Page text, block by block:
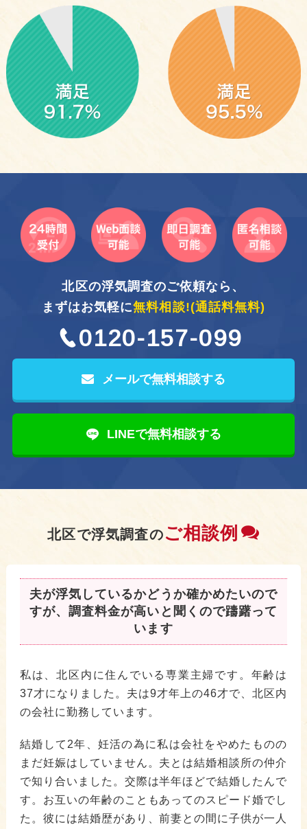
北区の浮気調査のご依頼なら、
まずはお気軽に無料相談!(通話料無料)
0120-157-099
メールで無料相談する
LINEで無料相談する
北区で浮気調査のご相談例
夫が浮気しているかどうか確かめたいので
すが、調査料金が高いと聞くので躊躇って
います
私は、北区内に住んでいる専業主婦です。年齢は
37才になりました。夫は9才年上の46才で、北区内
の会社に勤務しています。
結婚して2年、妊活の為に私は会社をやめたものの
まだ妊娠はしていません。夫とは結婚相談所の仲介
で知り合いました。交際は半年ほどで結婚したんで
す。お互いの年齢のこともあってのスピード婚でし
た。彼には結婚歴があり、前妻との間に子供が一人